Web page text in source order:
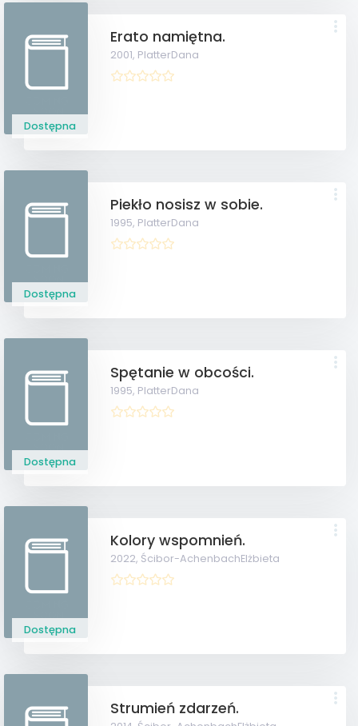
Dostępna
Erato namiętna.
2001, PlatterDana
Dostępna
Piekło nosisz w sobie.
1995, PlatterDana
Dostępna
Spętanie w obcości.
1995, PlatterDana
Dostępna
Kolory wspomnień.
2022, Ścibor-AchenbachElżbieta
Strumień zdarzeń.